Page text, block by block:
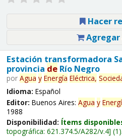
Hacer
Estación transformadora
provincia deRío Negro
por Agua y Energía Eléctrica,
Idioma: Español
Editor: Buenos Aires: Agua y
1988
Disponibilidad: Ítems
topográfica: 621.374.5/A282/v.4 (1).